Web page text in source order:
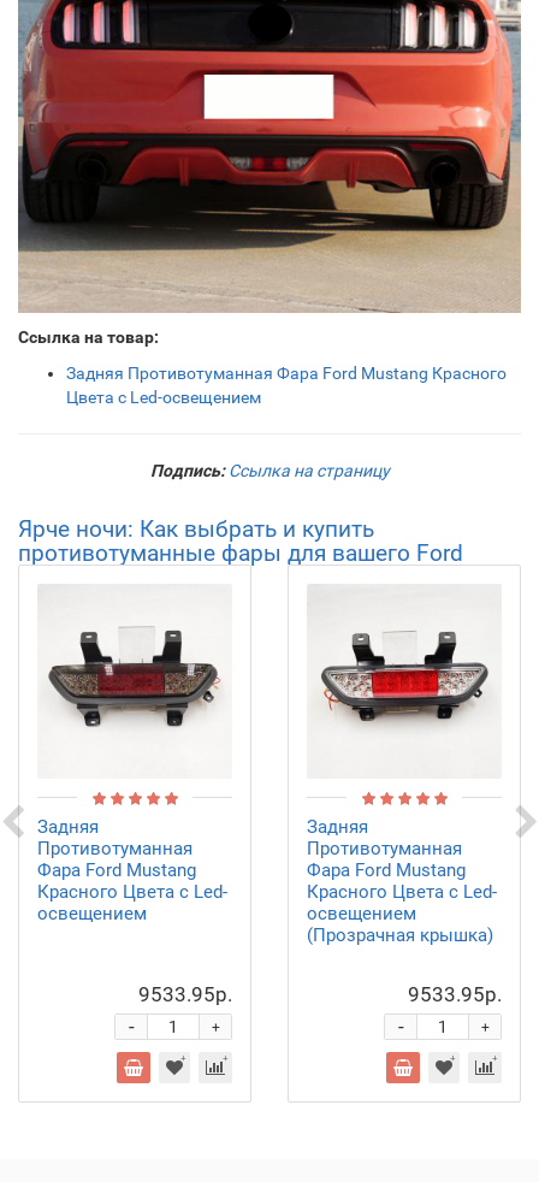
Ссылка на товар:
Задняя Противотуманная Фара Ford Mustang Красного
Цвета с Led-освещением
Подпись: Ссылка на страницу
Ярче ночи: Как выбрать и купить
противотуманные фары для вашего Ford
Mustang!
Задняя
Противотуманная
Фара Ford Mustang
Красного Цвета с Led-
освещением
9533.95р.
+
-
Задняя
Противотуманная
Фара Ford Mustang
Красного Цвета с Led-
освещением
(Прозрачная крышка)
9533.95р.
+
-